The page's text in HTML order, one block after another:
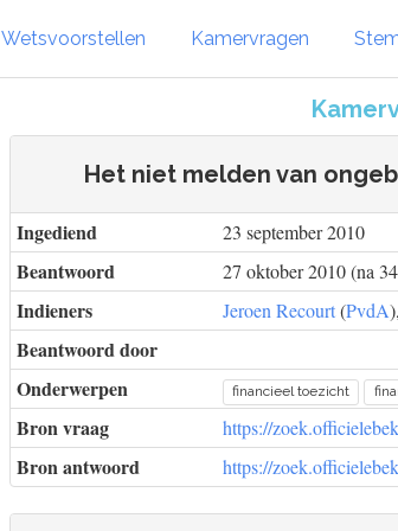
Wetsvoorstellen Kamervragen
Het niet melden van
Ingediend 23 september 2010
Beantwoord 27 oktober 2010 (na
Indieners Jeroen Recourt(PvdA),
Beantwoord door
Onderwerpen
financieel toezicht
Bron vraag https://
Bron antwoord https://